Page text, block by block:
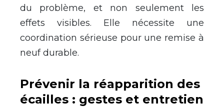
du problème, et non seulement les
effets visibles. Elle nécessite une
coordination sérieuse pour une remise à
neuf durable.
Prévenir la réapparition des
écailles : gestes et entretien